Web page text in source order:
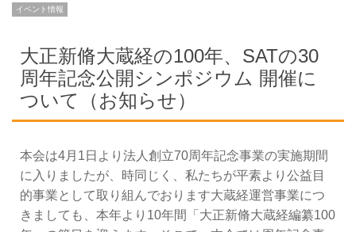
イベント情報
大正新脩大蔵経の100年、SATの30
周年記念公開シンポジウム 開催に
ついて（お知らせ）
本会は4月1日より法人創立70周年記念事業の実施期間
に入りましたが、時同じく、私たちが平素より公益目
的事業として取り組んでおります大蔵経運営事業につ
きましても、本年より10年間「大正新脩大蔵経編纂100